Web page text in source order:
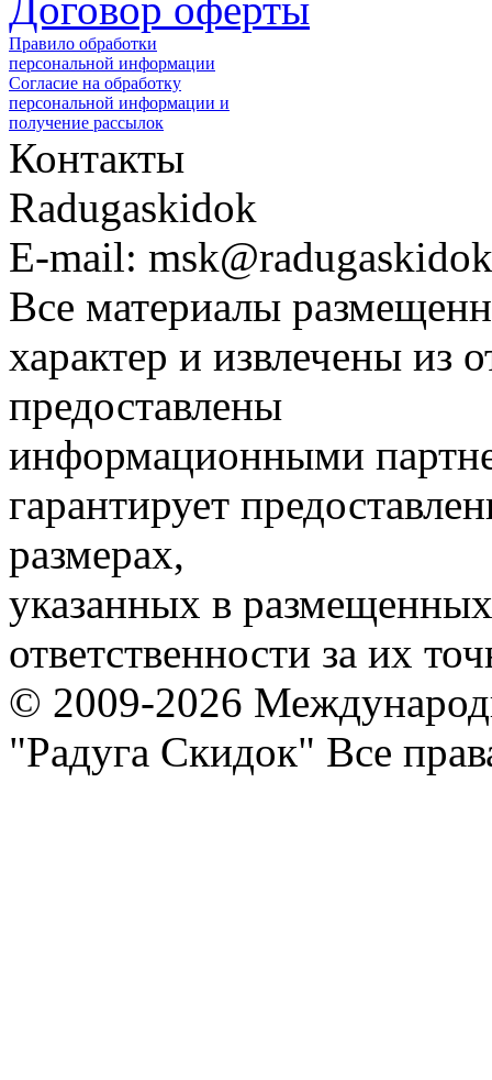
Правило обработки
персональной информации
Согласие на обработку
персональной информации и
получение рассылок
Контакты
Radugaskidok
E-mail:
Все материалы
характер и извлечены из
предоставлены
информационными
гарантирует
размерах,
указанных в
ответственности за их
© 2009-2026
"Радуга Скидок" Все